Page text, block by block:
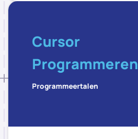
Cursor
Programmeren
Programmeertalen